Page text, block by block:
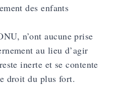
des enfants
n’ont aucune prise
au lieu d’agir
inerte et se contente
droit du plus fort.